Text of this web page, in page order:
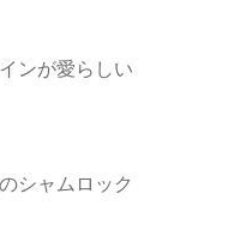
ンが愛らしい
シャムロック